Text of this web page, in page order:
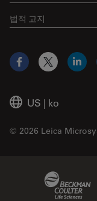
법적 고지
US | ko
© 2026 Leica
Facebook
X